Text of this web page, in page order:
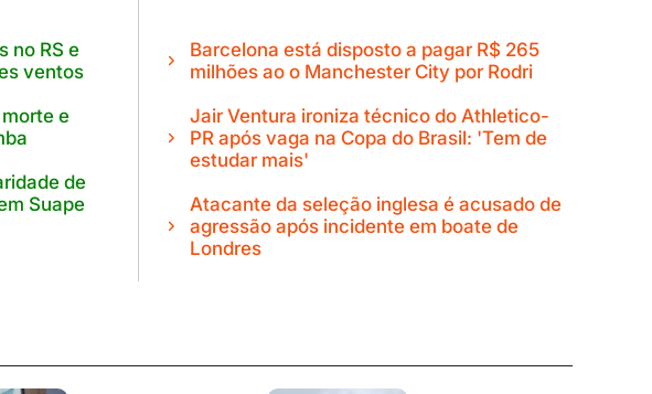
no RS e
ventos
e
de
Suape
Barcelona está disposto a pagar R$ 265
milhões ao o Manchester City por Rodri
Jair Ventura ironiza técnico do Athletico-
PR após vaga na Copa do Brasil: 'Tem de
estudar mais'
Atacante da seleção inglesa é acusado de
agressão após incidente em boate de
Londres